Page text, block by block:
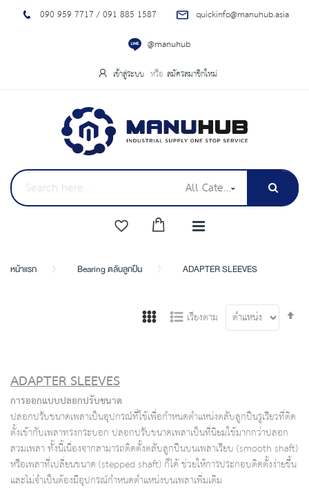
090 959 7717 / 091 885 1587
quickinfo@manuhub.asia
@manuhub
เข้าสู่ระบบ สมัครสมาชิกใหม่
All Categories
หน้าแรก Bearing ตลับลูกปืน ADAPTER SLEEVES
ADAPTER SLEEVES
การออกแบบปลอกปรับขนาด
ปลอกปรับขนาดเพลาเป็นอุปกรณ์ที่ใช้เพื่อกำหนดตำแหน่งตลับลูกปืนรูเรียวที่ติด
ตั้งเข้ากับเพลาทรงกระบอก ปลอกปรับขนาดเพลาเป็นที่นิยมใช้มากกว่าปลอก
สวมเพลา ทั้งนี้เนื่องจากสามารถติดตั้งตลับลูกปืนบนเพลาเรียบ (smooth shaft)
หรือเพลาที่เปลี่ยนขนาด (stepped shaft) ก็ได้ ช่วยให้การประกอบติดตั้งง่ายขึ้น
และไม่จำเป็นต้องมีอุปกรณ์กำหนดตำแหน่งบนเพลาเพิ่มเติม
เรียงตาม